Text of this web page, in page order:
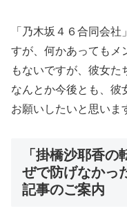
「乃木坂４６合同会
すが、何かあってもメ
もないですが、彼女た
なんとか今後とも、彼
お願いしたいと思いま
「掛橋沙耶香
ぜで防げなかっ
記事のご案内